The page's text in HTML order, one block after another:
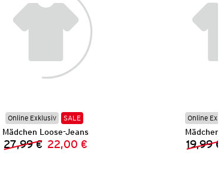
Online Exklusiv SALE
Mädchen Loose-Jeans
Vorheriger Preis:
27,99 € Neuer Preis:
22,00 €
Online
Mädchen
19,99 €